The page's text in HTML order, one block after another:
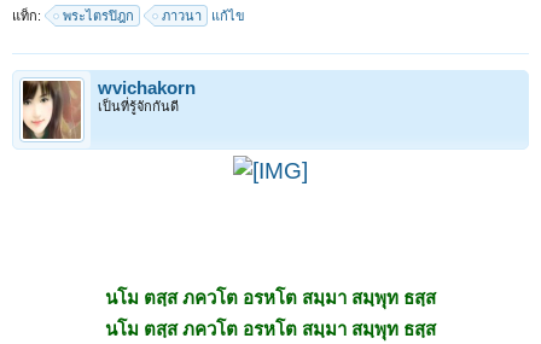
แท็ก: พระไตรปิฎก ภาวนา แก้ไข
wvichakorn
เป็นที่รู้จักกันดี
นโม ตสฺส ภควโต อรหโต สมฺมา สมฺพุท ธสฺส
นโม ตสฺส ภควโต อรหโต สมฺมา สมฺพุท ธสฺส